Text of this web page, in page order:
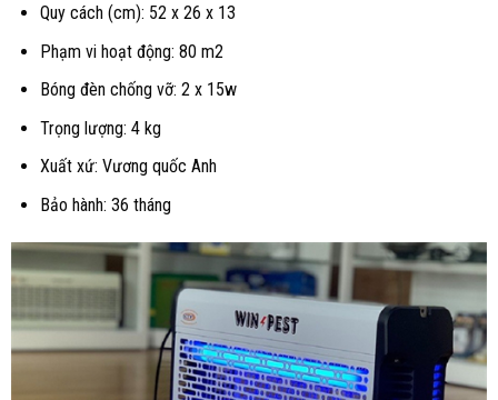
Quy cách (cm): 52 x 26 x 13
Phạm vi hoạt động: 80 m2
Bóng đèn chống vỡ: 2 x 15w
Trọng lượng: 4 kg
Xuất xứ: Vương quốc Anh
Bảo hành: 36 tháng